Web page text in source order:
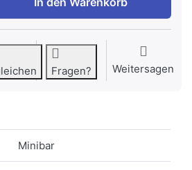
Fragen? Weitersagen
Minibar